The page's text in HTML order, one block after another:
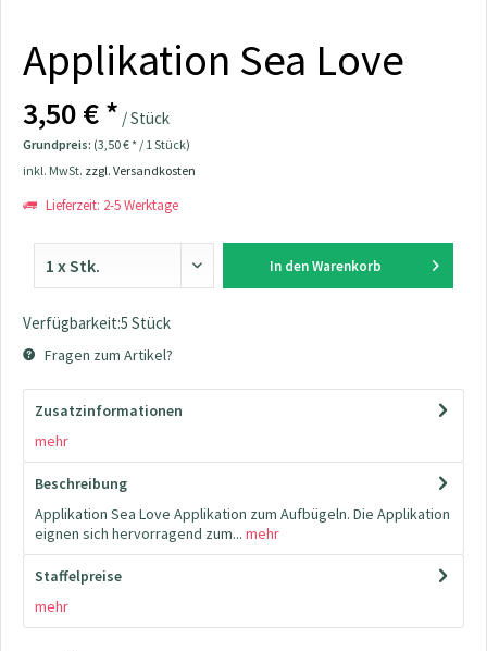
Applikation Sea Love
3,50 € * / Stück
Grundpreis: (3,50 € * / 1 Stück)
inkl. MwSt. zzgl. Versandkosten
Lieferzeit: 2-5 Werktage
In den Warenkorb
Verfügbarkeit:5 Stück
Fragen zum Artikel?
Zusatzinformationen
mehr
Beschreibung
Applikation Sea Love Applikation zum Aufbügeln. Die Applikation
eignen sich hervorragend zum... mehr
Staffelpreise
mehr